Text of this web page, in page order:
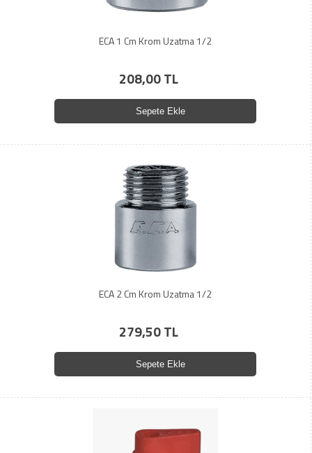
ECA 1 Cm Krom Uzatma 1/2
208,00 TL
Sepete Ekle
ECA 2 Cm Krom Uzatma 1/2
279,50 TL
Sepete Ekle